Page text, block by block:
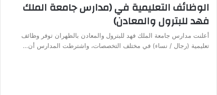
الوظائف التعليمية في (مدارس جامعة الملك
فهد للبترول والمعادن)
أعلنت مدارس جامعة الملك فهد للبترول والمعادن بالظهران توفر وظائف
تعليمية (رجال / نساء) في مختلف التخصصات، واشترطت المدارس أن…